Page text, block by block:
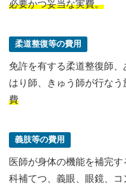
必要かつ妥当な実費。
柔道整復等の費用
免許を有する柔道整復師、
はり師、きゅう師が行なう
費
義肢等の費用
医師が身体の機能を補完
科補てつ、義眼、眼鏡、